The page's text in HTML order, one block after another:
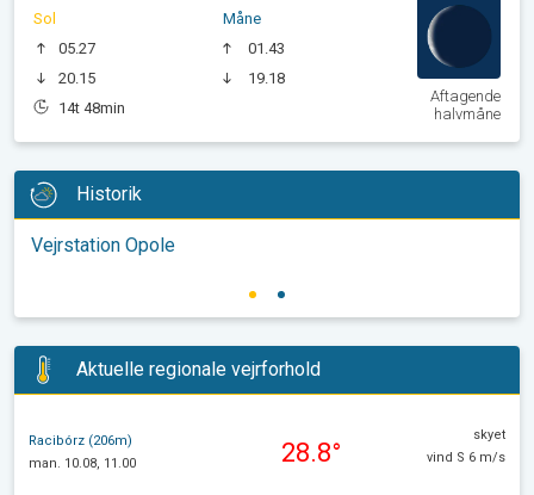
Sol
05.27
20.15
14t 48min
Måne
01.43
19.18
Aftagende
halvmåne
Historik
Vejrstation Opole
Aktuelle regionale vejrforhold
Racibórz (206m)
man. 10.08, 11.00
28.8°
skyet
vind S 6 m/s